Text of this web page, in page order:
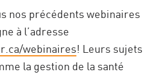
nos précédents webinaires
à l’adresse
webinaires! Leurs sujets
la gestion de la santé